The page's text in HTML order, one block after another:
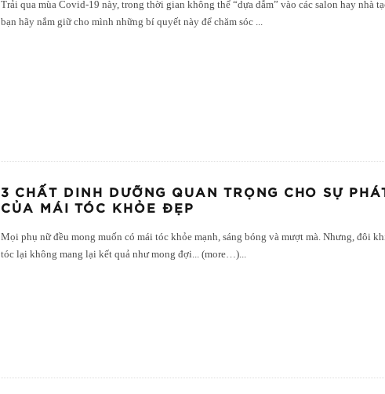
Trải qua mùa Covid-19 này, trong thời gian không thể “dựa dẫm” vào các salon hay nhà
bạn hãy nắm giữ cho mình những bí quyết này để chăm sóc ...
3 CHẤT DINH DƯỠNG QUAN TRỌNG CHO SỰ
CỦA MÁI TÓC KHỎE ĐẸP
Mọi phụ nữ đều mong muốn có mái tóc khỏe mạnh, sáng bóng và mượt mà. Nhưng, đôi
tóc lại không mang lại kết quả như mong đợi... (more…)...